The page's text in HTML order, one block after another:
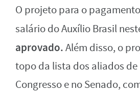
O projeto para o
salário do Auxílio Brasil
aprovado.Além disso, o
topo da lista dos aliados de
Congresso e no Senado,